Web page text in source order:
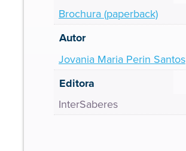
Brochura (paperback)
Autor
Jovania Maria Perin Santos
Editora
InterSaberes